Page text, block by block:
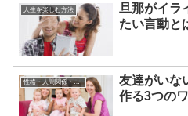
人生を楽しむ方法
旦那がイラ
たい言動と
性格・人間関係・コミュニケーションについて
友達がいな
作る3つの